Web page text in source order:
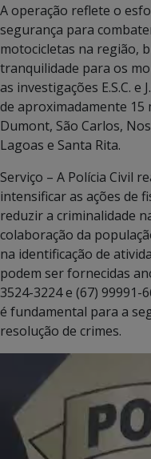
A operação reflete o
segurança para
motocicletas na região,
tranquilidade para os
as investigações E.S.C.
de aproximadamente
Dumont, São Carlos,
Lagoas e Santa Rita.
Serviço – A Polícia Civil
intensificar as ações de
reduzir a criminalidade
colaboração da
na identificação de
podem ser fornecidas
3524-3224 e (67) 99991-
é fundamental para a
resolução de crimes.
vídeo